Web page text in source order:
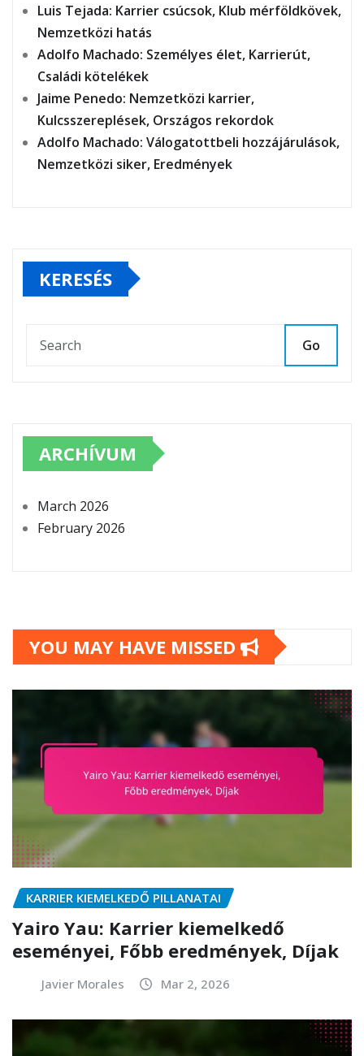
Luis Tejada: Karrier csúcsok, Klub mérföldkövek,
Nemzetközi hatás
Adolfo Machado: Személyes élet, Karrierút,
Családi kötelékek
Jaime Penedo: Nemzetközi karrier,
Kulcsszereplések, Országos rekordok
Adolfo Machado: Válogatottbeli hozzájárulások,
Nemzetközi siker, Eredmények
KERESÉS
Go
ARCHÍVUM
March 2026
February 2026
YOU MAY HAVE MISSED
KARRIER KIEMELKEDŐ PILLANATAI
Yairo Yau: Karrier kiemelkedő
eseményei, Főbb eredmények, Díjak
Javier Morales Mar 2, 2026